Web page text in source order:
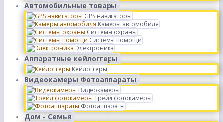
Автомобильные товары
GPS навигаторы
Камеры автомобиля
Системы охраны
Системы помощи
Электроника
Аппаратные кейлоггеры
Кейлоггеры
Видеокамеры Фотоаппараты
Видеокамеры
Трейл фотокамеры
Фотоаппараты
Дом - Семья